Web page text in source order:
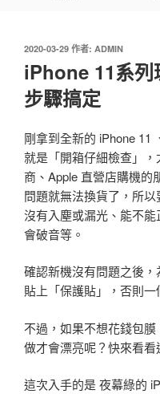
發
2020-03-29 作者: ADMIN
iPhone 11系列
步驟搞定
剛拿到全新的 iPhone 11
就是「開箱仔細檢查」
商、Apple 直營店購機的
問題就無法換貨了，所
沒有入塵或漏光、能不
會破音等。
確認新機沒有問題之後
貼上「保護貼」，否則一
不過，如果不想花錢包
做才會漂亮呢？快來看看
這次入手的是 夜幕綠的